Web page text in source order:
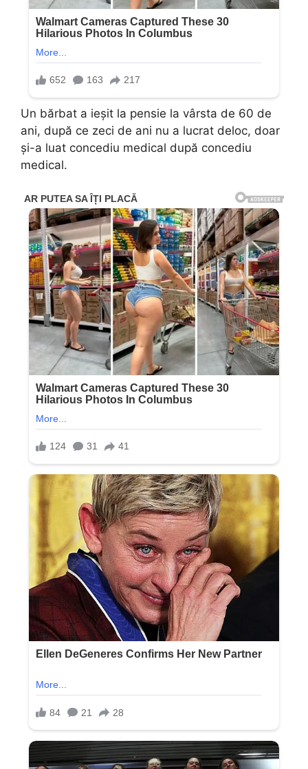
Un bărbat a ieșit la pensie la vârsta de 60 de
ani, după ce zeci de ani nu a lucrat deloc, doar
și-a luat concediu medical după concediu
medical.